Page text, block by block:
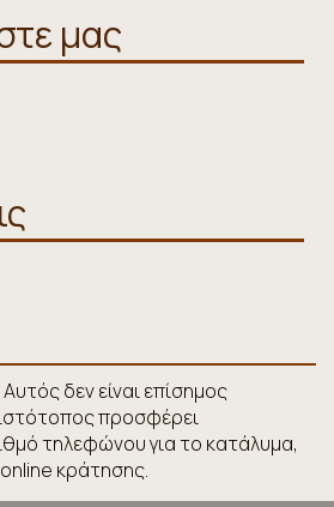
μας
δεν είναι επίσημος
προσφέρει
τηλεφώνου για το κατάλυμα,
κράτησης.